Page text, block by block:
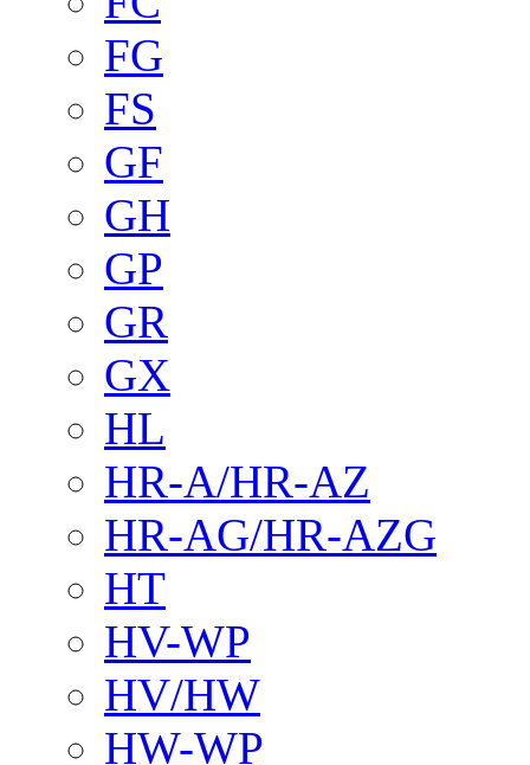
FG
FS
GF
GH
GP
GR
GX
HL
HR-A/HR-AZ
HR-AG/HR-AZG
HT
HV-WP
HV/HW
HW-WP